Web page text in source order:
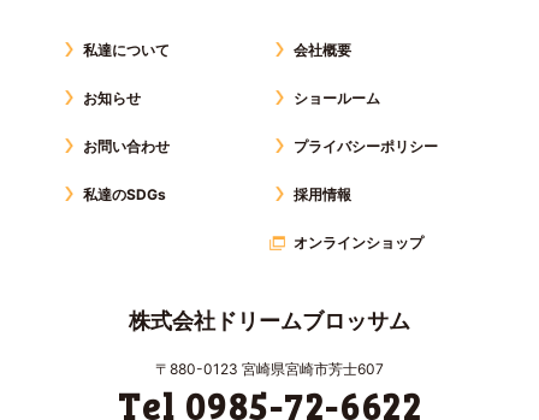
私達について
お知らせ
お問い合わせ
私達のSDGs
会社概要
ショールーム
プライバシーポリシー
採用情報
オンラインショップ
株式会社ドリームブロッサム
〒880-0123 宮崎県宮崎市芳士607
Tel 0985-72-6622